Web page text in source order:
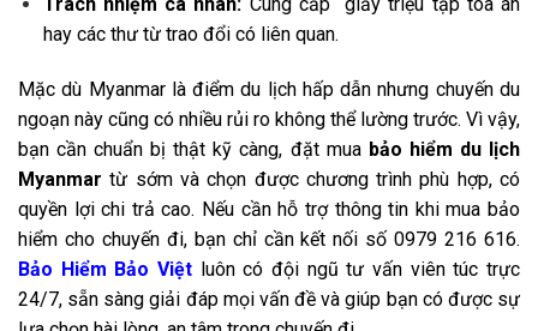
hay các thư từ trao đổi có liên quan.
Mặc dù Myanmar là điểm du lịch hấp dẫn nhưng chuyến du
ngoạn này cũng có nhiều rủi ro không thể lường trước. Vì vậy,
bạn cần chuẩn bị thật kỹ càng, đặt mua bảo hiểm du lịch
Myanmar từ sớm và chọn được chương trình phù hợp, có
quyền lợi chi trả cao. Nếu cần hỗ trợ thông tin khi mua bảo
hiểm cho chuyến đi, bạn chỉ cần kết nối số 0979 216 616.
Bảo Hiểm Bảo Việt luôn có đội ngũ tư vấn viên túc trực
24/7, sẵn sàng giải đáp mọi vấn đề và giúp bạn có được sự